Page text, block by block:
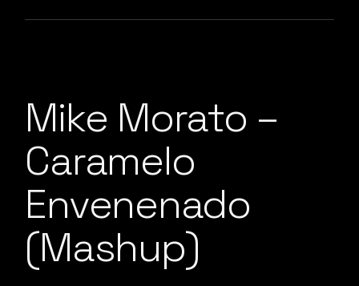
Mike Morato –
Caramelo
Envenenado
(Mashup)